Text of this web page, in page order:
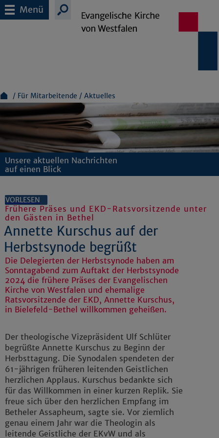
Menü
Für Mitarbeitende Aktuelles
Unsere aktuellen Nachrichten
auf einen Blick
VORLESEN
Frühere Präses und EKD-Ratsvorsitzende unter
den Gästen in Bethel
Annette Kurschus auf der
Herbstsynode begrüßt
Die Delegierten der Herbstsynode haben am
Sonntagabend zum Auftakt der Herbstsynode
2024 die frühere Präses der Evangelischen
Kirche von Westfalen und ehemalige
Ratsvorsitzende der EKD, Annette Kurschus,
in Bielefeld-Bethel willkommen geheißen.
Der theologische Vizepräsident Ulf Schlüter
begrüßte Annette Kurschus zu Beginn der
Herbsttagung. Die Synodalen spendeten der
61-jährigen früheren leitenden Geistlichen
herzlichen Applaus. Kurschus bedankte sich
für das Willkommen in einer kurzen Replik. Sie
freue sich über den herzlichen Empfang im
Betheler Assapheum, sagte sie. Vor ziemlich
genau einem Jahr war die Theologin als
leitende Geistliche der EKvW und als